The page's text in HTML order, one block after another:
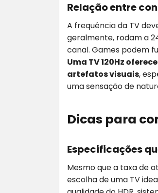
Relação entre
A frequência da TV
geralmente, rodam a
canal. Games podem
Uma TV 120Hz
artefatos visuais,
uma sensação de
Dicas para
Especificações
Mesmo que a taxa de
escolha de uma TV